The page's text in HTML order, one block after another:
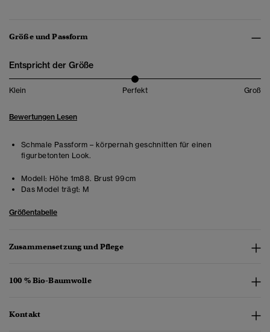
Größe und Passform
Entspricht der Größe
Klein Perfekt Groß
Bewertungen Lesen
Schmale Passform – körpernah geschnitten für einen
figurbetonten Look.
Modell: Höhe 1m88. Brust 99cm
Das Model trägt: M
Größentabelle
Zusammensetzung und Pflege
100 % Bio-Baumwolle
Kontakt